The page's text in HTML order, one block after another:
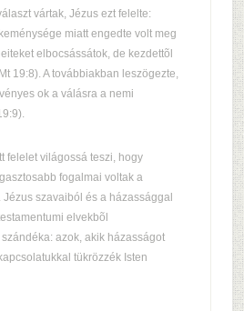
vártak, Jézus ezt felelte:
miatt engedte volt meg
elbocsássátok, de kezdettõl
19:8). A továbbiakban leszögezte,
ok a válásra a nemi
felelet világossá teszi, hogy
fogalmai voltak a
Jézus szavaiból és a házassággal
elvekbõl
azok, akik házasságot
tükrözzék Isten